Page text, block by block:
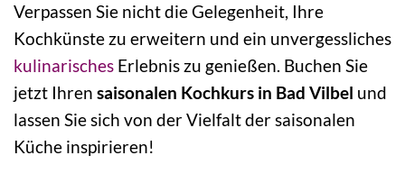
Verpassen Sie nicht die Gelegenheit, Ihre
Kochkünste zu erweitern und ein unvergessliches
kulinarisches Erlebnis zu genießen. Buchen Sie
jetzt Ihren saisonalen Kochkurs in Bad Vilbel und
lassen Sie sich von der Vielfalt der saisonalen
Küche inspirieren!